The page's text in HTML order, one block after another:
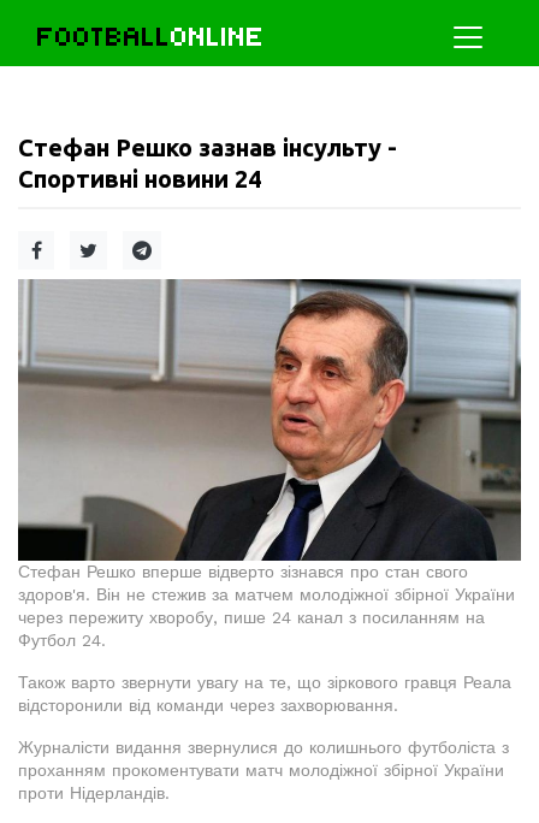
FOOTBALLONLINE
Стефан Решко зазнав інсульту -
Спортивні новини 24
Стефан Решко вперше відверто зізнався про стан свого
здоров'я. Він не стежив за матчем молодіжної збірної України
через пережиту хворобу, пише 24 канал з посиланням на
Футбол 24.
Також варто звернути увагу на те, що зіркового гравця Реала
відсторонили від команди через захворювання.
Журналісти видання звернулися до колишнього футболіста з
проханням прокоментувати матч молодіжної збірної України
проти Нідерландів.